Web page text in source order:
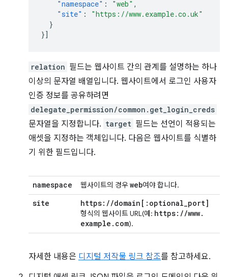
"namespace" : "web" ,
"site" :
"https://www.example.co.uk"
}
}]
relation 필드는 웹사이트 간의 관계를 설명하는 하나
이상의 문자열 배열입니다. 웹사이트에서 로그인 사용자
인증 정보를 공유하려면
delegate_permission/common.get_login_creds
문자열을 지정합니다. target 필드는 선언이 적용되는
애셋을 지정하는 객체입니다. 다음은 웹사이트를 식별하
기 위한 필드입니다.
namespace 웹사이트의 경우web여야 합니다.
site https: //domain [: optional_port]
형식의 웹사이트 URL(예: https: //www.
example . com).
자세한 내용은 디지털 저작물 링크 참조를 참고하세요.